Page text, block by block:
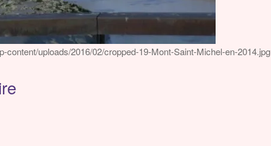
uploads/2016/02/cropped-19-Mont-Saint-Michel-en-2014.jpg